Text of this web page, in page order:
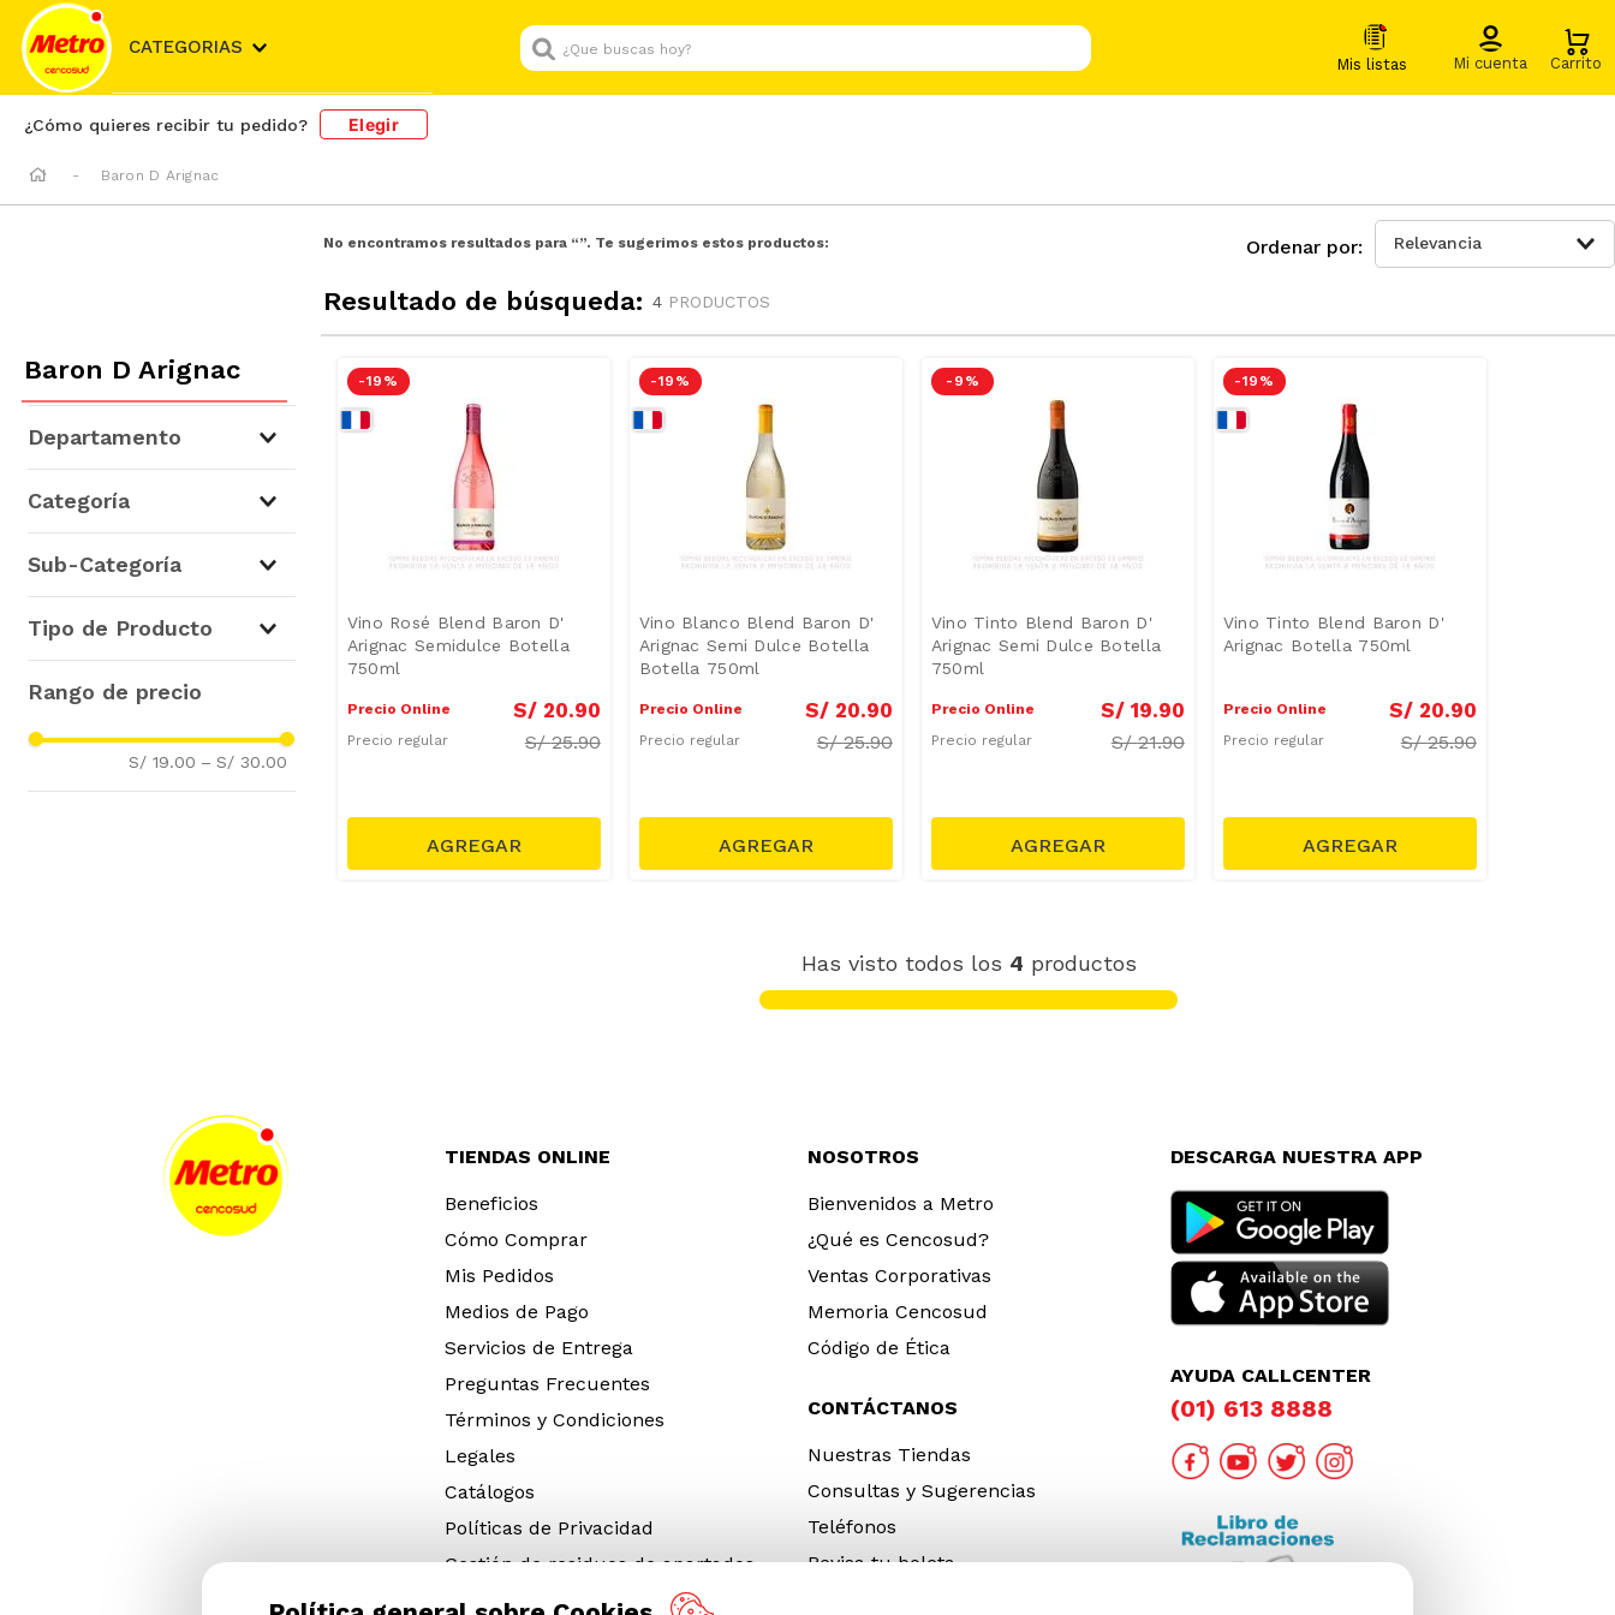
CATEGORIAS
¿Que buscas hoy?
¿Cómo quieres recibir tu pedido? Elegir
Baron D Arignac
No encontramos resultados para “”. Te sugerimos estos productos:
Resultado de búsqueda: 4 PRODUCTOS
Relevancia
Baron D Arignac
Departamento
Categoría
Sub-Categoría
Tipo de Producto
Vinos Rosé
Vinos Blancos (1)
S/ 19.00 – S/ 30.00
-19 %
Vino Rosé Blend Baron D'
Arignac Semidulce Botella
750ml
Precio Online S/ 20.90
Precio regular S/25.90
-19 %
Vino Blanco Blend Baron D'
Arignac Semi Dulce Botella
Botella 750ml
Precio Online S/ 20.90
Precio regular S/25.90
- 9 %
Vino Tinto Blend Baron D'
Arignac Semi Dulce Botella
750ml
Precio Online S/ 19.90
Precio regular S/21.90
-19 %
Vino Tinto Blend Baron D'
Arignac Botella 750ml
Precio Online S/ 20.90
Precio regular S/25.90
Has visto todos los 4 productos
TIENDAS ONLINE
Beneficios
Cómo Comprar
Mis Pedidos
Medios de Pago
Servicios de Entrega
Preguntas Frecuentes
Términos y Condiciones
Legales
Catálogos
Políticas de Privacidad
Gestión de residuos de apartados
NOSOTROS
Bienvenidos a Metro
¿Qué es Cencosud?
Ventas Corporativas
Memoria Cencosud
Código de Ética
CONTÁCTANOS
Nuestras Tiendas
Consultas y Sugerencias
Teléfonos
Revisa tu boleta
DESCARGA NUESTRA APP
AYUDA CALLCENTER
(01) 613 8888